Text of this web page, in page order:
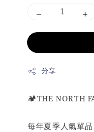
分享
🏕️THE NORTH
每年夏季人氣單品